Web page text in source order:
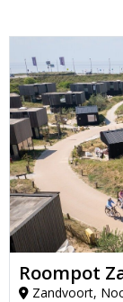
Roompot
Zandvoort,